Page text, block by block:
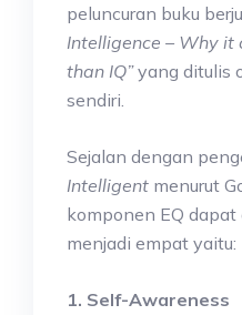
peluncuran buku
Intelligence – Why it
than IQ”yang ditulis
sendiri.
Sejalan dengan
Intelligent menurut
komponen EQ
menjadi empat yaitu:
1. Self-Awareness